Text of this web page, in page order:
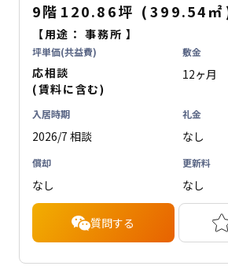
9階 120.86坪 ( 399.54㎡
【用途：事務所 】
坪単価(共益費)
応相談
(賃料に含む)
敷金
12ヶ月
入居時期
2026/7 相談
礼金
なし
償却
なし
更新料
なし
質問する